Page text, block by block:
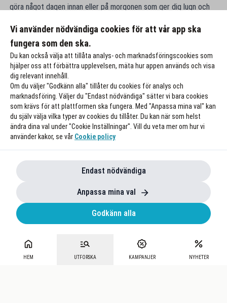
HEM UTFORSKA KAMPANJER NYHETER
göra något dagen innan eller på morgonen som ger dig lugn och
andetag innan intervjun - du klarar detta!
Vi använder nödvändiga cookies för att vår app ska
fungera som den ska.
Du kan också välja att tillåta analys- och marknadsföringscookies som
hjälper oss att förbättra upplevelsen, mäta hur appen används och visa
dig relevant innehåll.
Om du väljer "Godkänn alla" tillåter du cookies för analys och
marknadsföring. Väljer du "Endast nödvändiga" sätter vi bara cookies
som krävs för att plattformen ska fungera. Med "Anpassa mina val" kan
du själv välja vilka typer av cookies du tillåter. Du kan när som helst
ändra dina val under "Cookie Inställningar". Vill du veta mer om hur vi
använder kakor, se vår Cookie policy
Endast nödvändiga
Anpassa mina val
Godkänn alla